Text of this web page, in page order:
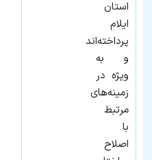
استان
ایلام
پرداخته‌اند
و به‌
ویژه در
زمینه‌های
مرتبط
با
اصلاح